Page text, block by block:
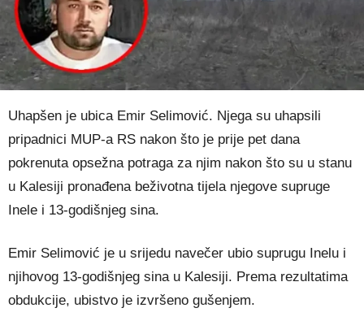
Uhapšen je ubica Emir Selimović. Njega su uhapsili
pripadnici MUP-a RS nakon što je prije pet dana
pokrenuta opsežna potraga za njim nakon što su u stanu
u Kalesiji pronađena beživotna tijela njegove supruge
Inele i 13-godišnjeg sina.
Emir Selimović je u srijedu navečer ubio suprugu Inelu i
njihovog 13-godišnjeg sina u Kalesiji. Prema rezultatima
obdukcije, ubistvo je izvršeno gušenjem.